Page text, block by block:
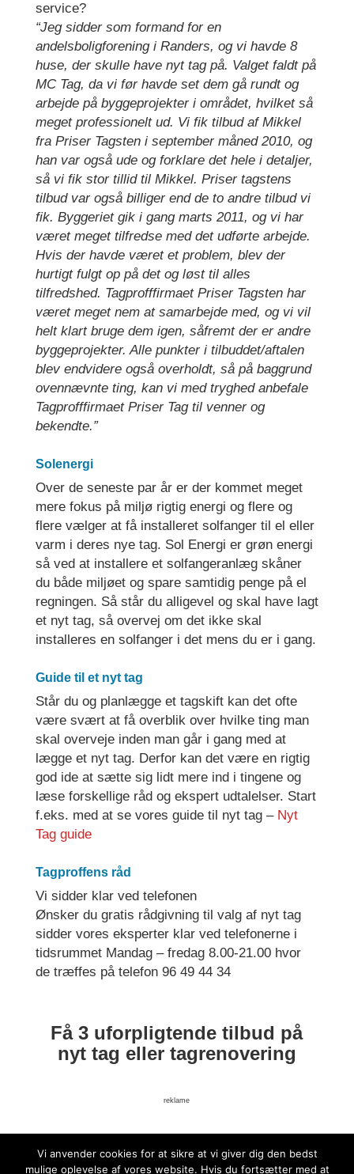
service?
“Jeg sidder som formand for en
andelsboligforening i Randers, og vi havde 8
huse, der skulle have nyt tag på. Valget faldt på
MC Tag, da vi før havde set dem gå rundt og
arbejde på byggeprojekter i området, hvilket så
meget professionelt ud. Vi fik tilbud af Mikkel
fra Priser Tagsten i september måned 2010, og
han var også ude og forklare det hele i detaljer,
så vi fik stor tillid til Mikkel. Priser tagstens
tilbud var også billiger end de to andre tilbud vi
fik. Byggeriet gik i gang marts 2011, og vi har
været meget tilfredse med det udførte arbejde.
Hvis der havde været et problem, blev der
hurtigt fulgt op på det og løst til alles
tilfredshed. Tagprofffirmaet Priser Tagsten har
været meget nem at samarbejde med, og vi vil
helt klart bruge dem igen, såfremt der er andre
byggeprojekter. Alle punkter i tilbuddet/aftalen
blev endvidere også overholdt, så på baggrund
ovennævnte ting, kan vi med tryghed anbefale
Tagprofffirmaet Priser Tag til venner og
bekendte.”
Solenergi
Over de seneste par år er der kommet meget
mere fokus på miljø rigtig energi og flere og
flere vælger at få installeret solfanger til el eller
varm i deres nye tag. Sol Energi er grøn energi
så ved at installere et solfangeranlæg skåner
du både miljøet og spare samtidig penge på el
regningen. Så står du alligevel og skal have lagt
et nyt tag, så overvej om det ikke skal
installeres en solfanger i det mens du er i gang.
Guide til et nyt tag
Står du og planlægge et tagskift kan det ofte
være svært at få overblik over hvilke ting man
skal overveje inden man går i gang med at
lægge et nyt tag. Derfor kan det være en rigtig
god ide at sætte sig lidt mere ind i tingene og
læse forskellige råd og ekspert udtalelser. Start
f.eks. med at se vores guide til nyt tag – Nyt
Tag guide
Tagproffens råd
Vi sidder klar ved telefonen
Ønsker du gratis rådgivning til valg af nyt tag
sidder vores eksperter klar ved telefonerne i
tidsrummet Mandag – fredag 8.00-21.00 hvor
de træffes på telefon 96 49 44 34
Få 3 uforpligtende tilbud på
nyt tag eller tagrenovering
reklame
Vi anvender cookies for at sikre at vi giver dig den bedst
mulige oplevelse af vores website. Hvis du fortsætter med at